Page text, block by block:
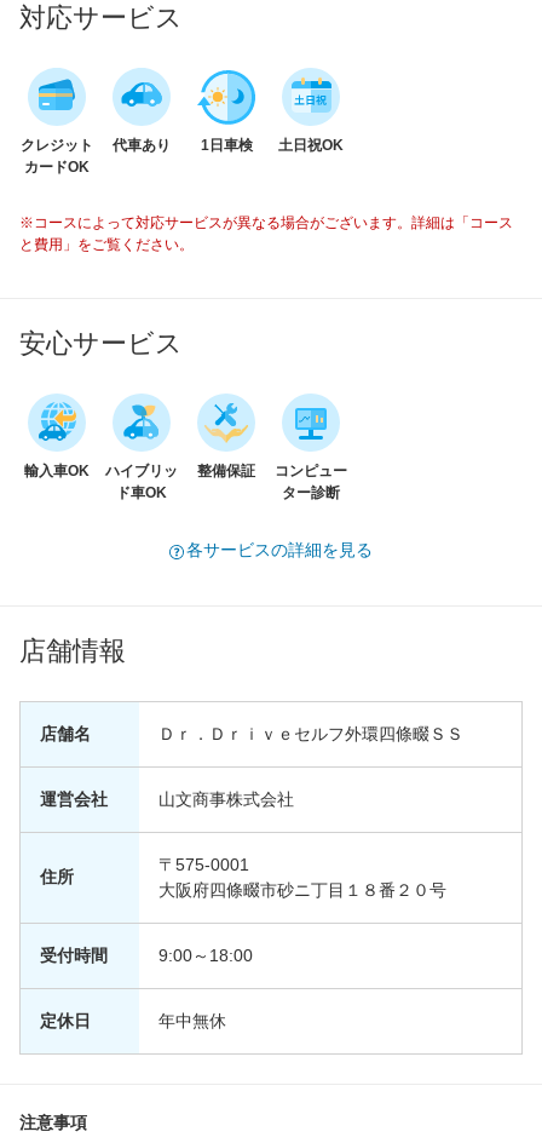
対応サービス
クレジット
カードOK
代車あり 1日車検 土日祝OK
※コースによって対応サービスが異なる場合がございます。詳細は「コース
と費用」をご覧ください。
安心サービス
輸入車OK
ハイブリッ
ド車OK
整備保証
コンピュー
ター診断
各サービスの詳細を見る
店舗情報
店舗名 Ｄｒ．Ｄｒｉｖｅセルフ外環四條畷ＳＳ
運営会社 山文商事株式会社
住所
〒575-0001
大阪府四條畷市砂ニ丁目１８番２０号
受付時間 9:00～18:00
定休日 年中無休
注意事項